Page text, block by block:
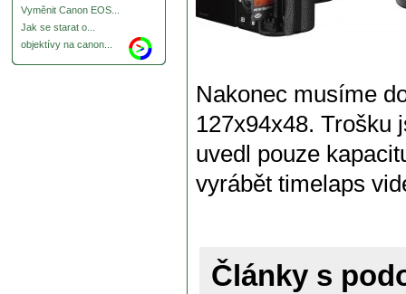
Vyměnit Canon EOS...
Jak se starat o...
objektívy na canon...
Nakonec musíme
127x94x48. Trošku
uvedl pouze
vyrábět timelaps
Články s